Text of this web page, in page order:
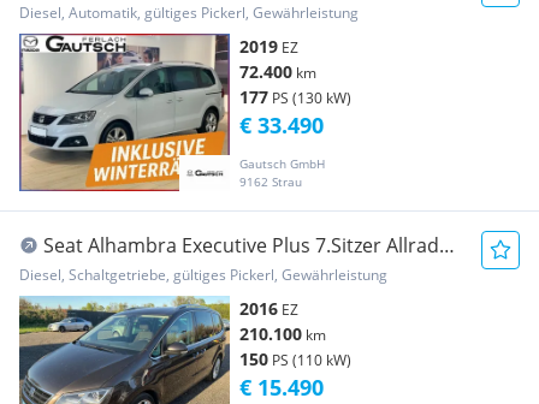
Diesel, Automatik, gültiges Pickerl, Gewährleistung
2019 EZ
72.400 km
177 PS (130 kW)
Gautsch GmbH
9162 Strau
€ 33.490
Seat Alhambra Executive Plus 7.Sitzer Allrad
4WD 2,0...
Diesel, Schaltgetriebe, gültiges Pickerl, Gewährleistung
2016 EZ
210.100 km
150 PS (110 kW)
€ 15.490